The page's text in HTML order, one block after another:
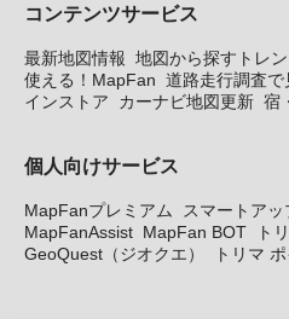
コンテンツサービス
最新地図情報 地図から探すトレン
使える！MapFan 道路走行調査
インストア
カーナビ地図更新 宿
個人向けサービス
MapFanプレミアム
スマートア
MapFanAssist MapFan BOT ト
GeoQuest（ジオクエ）
トリマ